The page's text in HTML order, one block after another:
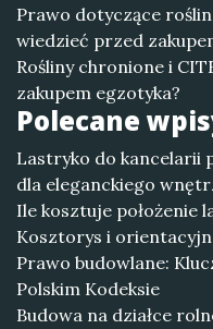
Prawo dotyczące
wiedzieć przed
Rośliny chronione i
zakupem egzotyka?
Polecane
Lastryko do kancelarii
dla eleganckiego
Ile kosztuje położenie
Kosztorys i
Prawo budowlane:
Polskim Kodeksie
Budowa na działce